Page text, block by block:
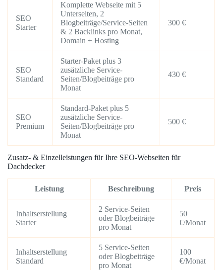
SEO
Starter
Komplette Webseite mit 5
Unterseiten, 2
Blogbeiträge/Service-Seiten
& 2 Backlinks pro Monat,
Domain + Hosting
300 €
SEO
Standard
Starter-Paket plus 3
zusätzliche Service-
Seiten/Blogbeiträge pro
Monat
430 €
SEO
Premium
Standard-Paket plus 5
zusätzliche Service-
Seiten/Blogbeiträge pro
Monat
500 €
Zusatz- & Einzelleistungen für Ihre SEO-Webseiten für
Dachdecker
Leistung Beschreibung Preis
Inhaltserstellung
Starter
2 Service-Seiten
oder Blogbeiträge
pro Monat
50
€/Monat
Inhaltserstellung
Standard
5 Service-Seiten
oder Blogbeiträge
pro Monat
100
€/Monat